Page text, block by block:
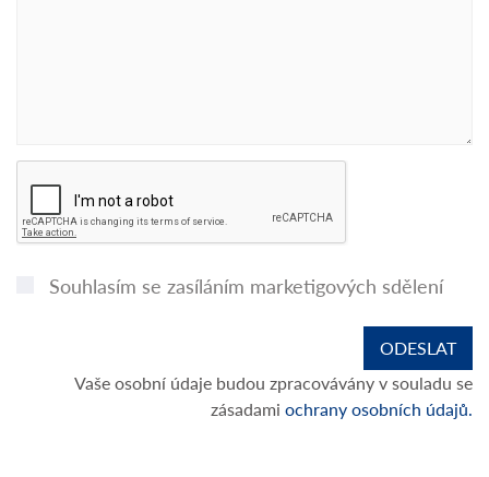
Souhlasím se zasíláním marketigových sdělení
Vaše osobní údaje budou zpracovávány v souladu se
zásadami ochrany osobních údajů.